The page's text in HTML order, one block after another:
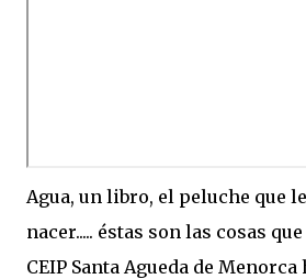
Agua, un libro, el peluche que
nacer..... éstas son las cosas
CEIP Santa Agueda de